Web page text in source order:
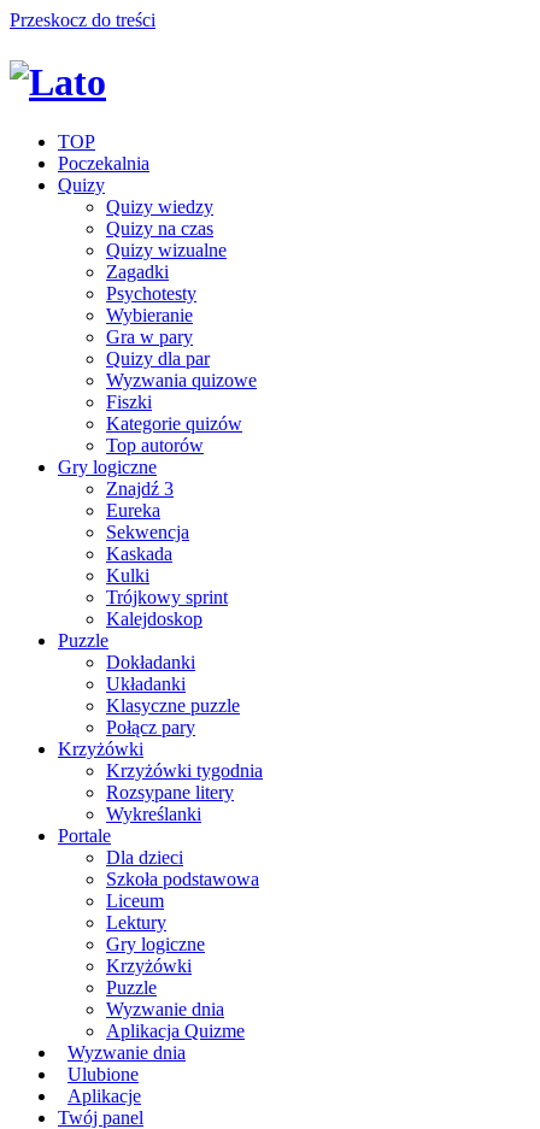
Przeskocz do treści
TOP
Poczekalnia
Quizy
Quizy wiedzy
Quizy na czas
Quizy wizualne
Zagadki
Psychotesty
Wybieranie
Gra w pary
Quizy dla par
Wyzwania quizowe
Fiszki
Kategorie quizów
Top autorów
Gry logiczne
Znajdź 3
Eureka
Sekwencja
Kaskada
Kulki
Trójkowy sprint
Kalejdoskop
Puzzle
Dokładanki
Układanki
Klasyczne puzzle
Połącz pary
Krzyżówki
Krzyżówki tygodnia
Rozsypane litery
Wykreślanki
Portale
Dla dzieci
Szkoła podstawowa
Liceum
Lektury
Gry logiczne
Krzyżówki
Puzzle
Wyzwanie dnia
Aplikacja Quizme
Wyzwanie dnia
Ulubione
Aplikacje
Twój panel